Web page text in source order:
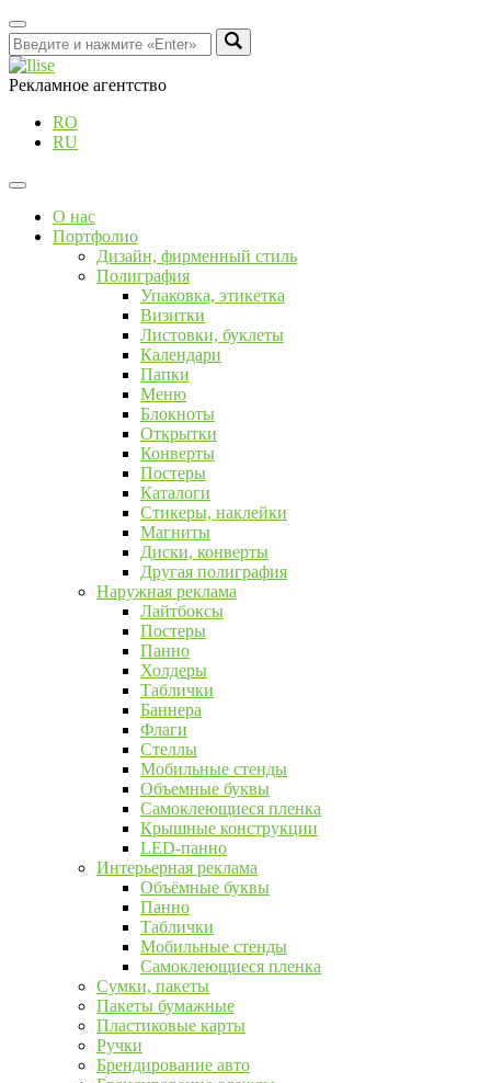
Рекламное агентство
RO
RU
О нас
Портфолио
Дизайн, фирменный стиль
Полиграфия
Упаковка, этикетка
Визитки
Листовки, буклеты
Календари
Папки
Меню
Блокноты
Открытки
Конверты
Постеры
Каталоги
Стикеры, наклейки
Магниты
Диски, конверты
Другая полиграфия
Наружная реклама
Лайтбоксы
Постеры
Панно
Холдеры
Таблички
Баннера
Флаги
Стеллы
Мобильные стенды
Объемные буквы
Самоклеющиеся пленка
Крышные конструкции
LED-панно
Интерьерная реклама
Объёмные буквы
Панно
Таблички
Мобильные стенды
Самоклеющиеся пленка
Сумки, пакеты
Пакеты бумажные
Пластиковые карты
Ручки
Брендирование авто